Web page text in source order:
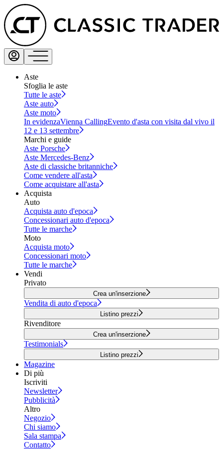
Aste
Sfoglia le aste
Tutte le aste
Aste auto
Aste moto
In evidenzaVienna CallingEvento d'asta con visita dal vivo il
12 e 13 settembre
Marchi e guide
Aste Porsche
Aste Mercedes-Benz
Aste di classiche britanniche
Come vendere all'asta
Come acquistare all'asta
Acquista
Auto
Acquista auto d'epoca
Concessionari auto d'epoca
Tutte le marche
Moto
Acquista moto
Concessionari moto
Tutte le marche
Vendi
Privato
Crea un'inserzione
Vendita di auto d'epoca
Listino prezzi
Rivenditore
Crea un'inserzione
Testimonials
Listino prezzi
Magazine
Di più
Iscriviti
Newsletter
Pubblicità
Altro
Negozio
Chi siamo
Sala stampa
Contatto